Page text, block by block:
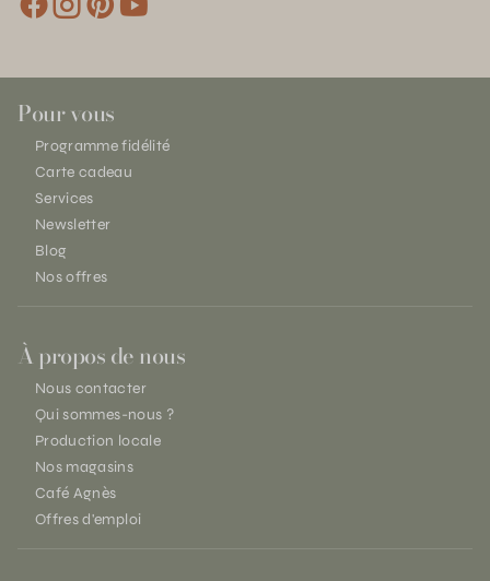
Pour vous
Programme fidélité
Carte cadeau
Services
Newsletter
Blog
Nos offres
À propos de nous
Nous contacter
Qui sommes-nous ?
Production locale
Nos magasins
Café Agnès
Offres d'emploi